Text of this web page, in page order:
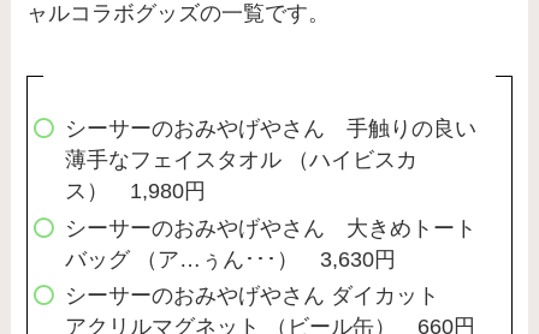
ャルコラボグッズの一覧です。
シーサーのおみやげやさん 手触りの良い
薄手なフェイスタオル （ハイビスカ
ス） 1,980円
シーサーのおみやげやさん 大きめトート
バッグ （ア…ぅん･･･） 3,630円
シーサーのおみやげやさん ダイカット
アクリルマグネット （ビール缶） 660円